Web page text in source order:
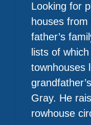
Looking for
houses
father’s
lists of
townhouses
Gray. He
rowhouse